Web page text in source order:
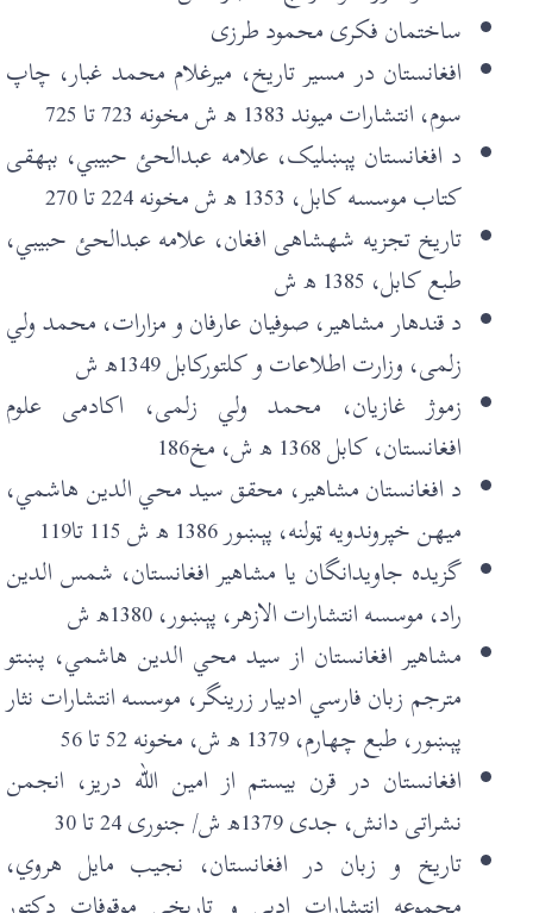
ساختمان فکری محمود طرزی
افغانستان در مسير تاريخ، ميرغلام محمد غبار، چاپ
سوم، انتشارات ميوند 1383 ھ ش مخونه 723 تا 725
د افغانستان پېښليک، علامه عبدالحئ حبیبي، بېهقی
کتاب موسسه کابل، 1353 ھ ش مخونه 224 تا 270
تاريخ تجزيه شهشاهی افغان، علامه عبدالحئ حبيبي،
طبع کابل، 1385 ھ ش
د قندهار مشاهير، صوفيان عارفان و مزارات، محمد ولي
زلمی، وزارت اطلاعات و کلتورکابل 1349ھ ش
زموژ غازيان، محمد ولي زلمی، اکادمی علوم
افغانستان، کابل 1368 ھ ش، مخ186
د افغانستان مشاهير، محقق سيد محي الدين هاشمي،
ميهن خپروندويه ټولنه، پېښور 1386 ھ ش 115 تا119
گزيده جاويدانگان يا مشاهير افغانستان، شمس الدين
راد، موسسه انتشارات الازهر، پېښور، 1380ھ ش
مشاهير افغانستان از سيد محي الدين هاشمي، پښتو
مترجم زبان فارسي ادبيار زرينگر، موسسه انتشارات نثار
پېښور، طبع چهارم، 1379 ھ ش، مخونه 52 تا 56
افغانستان در قرن بيستم از امين الله دريز، انجمن
نشراتی دانش، جدی 1379ھ ش/ جنوری 24 تا 30
تاريخ و زبان در افغانستان، نجيب مايل هروي،